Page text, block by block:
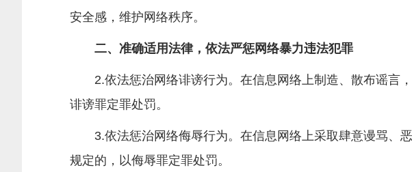
安全感，维护网络秩序。
二、准确适用法律，依法严惩网络暴力违法犯罪
2.依法惩治网络诽谤行为。在信息网络上制造、散布谣言
诽谤罪定罪处罚。
3.依法惩治网络侮辱行为。在信息网络上采取肆意谩骂、
规定的，以侮辱罪定罪处罚。